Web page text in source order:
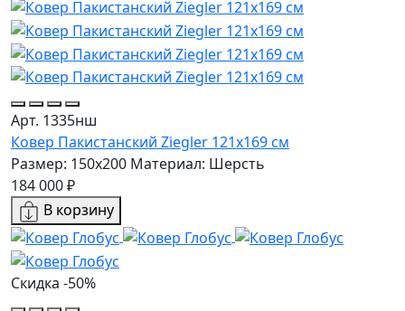
Арт. 1335нш
Ковер Пакистанский Ziegler 121x169 см
Размер: 150x200 Материал: Шерсть
184 000 ₽
В корзину
Скидка -50%